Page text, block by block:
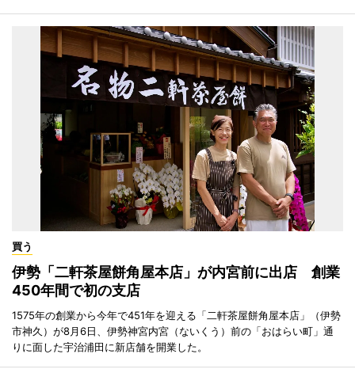
買う
伊勢「二軒茶屋餅角屋本店」が内宮前に出店 創業
450年間で初の支店
1575年の創業から今年で451年を迎える「二軒茶屋餅角屋本店」（伊勢
市神久）が8月6日、伊勢神宮内宮（ないくう）前の「おはらい町」通
りに面した宇治浦田に新店舗を開業した。